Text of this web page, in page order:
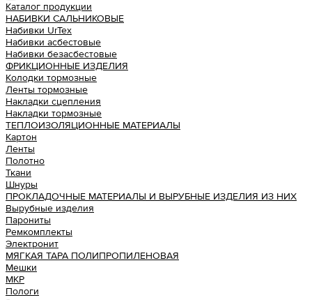
Каталог продукции
НАБИВКИ САЛЬНИКОВЫЕ
Набивки UrTex
Набивки асбестовые
Набивки безасбестовые
ФРИКЦИОННЫЕ ИЗДЕЛИЯ
Колодки тормозные
Ленты тормозные
Накладки сцепления
Накладки тормозные
ТЕПЛОИЗОЛЯЦИОННЫЕ МАТЕРИАЛЫ
Картон
Ленты
Полотно
Ткани
Шнуры
ПРОКЛАДОЧНЫЕ МАТЕРИАЛЫ И ВЫРУБНЫЕ ИЗДЕЛИЯ ИЗ НИХ
Вырубные изделия
Парониты
Ремкомплекты
Электронит
МЯГКАЯ ТАРА ПОЛИПРОПИЛЕНОВАЯ
Мешки
МКР
Пологи